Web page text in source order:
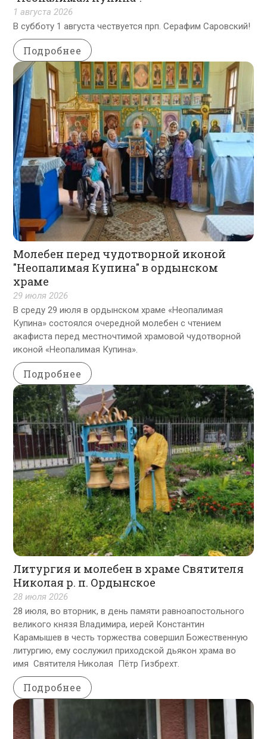
1 августа 2026
В субботу 1 августа чествуется прп. Серафим Саровский!
Подробнее
Молебен перед чудотворной иконой
"Неопалимая Купина" в ордынском
храме
29 июля 2026
В среду 29 июля в ордынском храме «Неопалимая
Купина» состоялся очередной молебен с чтением
акафиста перед местночтимой храмовой чудотворной
иконой «Неопалимая Купина».
Подробнее
Литургия и молебен в храме Святителя
Николая р. п. Ордынское
28 июля 2026
28 июля, во вторник, в день памяти равноапостольного
великого князя Владимира, иерей Константин
Карамышев в честь торжества совершил Божественную
литургию, ему сослужил приходской дьякон храма во
имя Святителя Николая Пётр Гизбрехт.
Подробнее